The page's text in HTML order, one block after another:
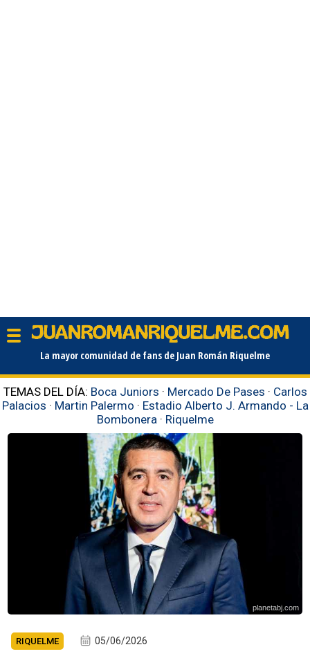
La mayor comunidad de fans de Juan Román Riquelme
TEMAS DEL DÍA: Boca Juniors · Mercado De Pases · Carlos
Palacios · Martin Palermo · Estadio Alberto J. Armando - La
Bombonera · Riquelme
planetabj.com
RIQUELME 05/06/2026